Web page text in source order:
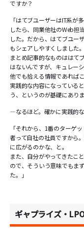
ですか？
「はてブユーザーはIT系が
したら、同業他社のWeb担
した。だから、はてブユー
もシェアしやすくしました。
まとめ記事的なものははて
はないんですが、キュレー
他でも拾える情報であれば
実践的な内容になっている
う、というのが基礎にありま
―なるほど。確かに実践的
「それから、1番のターゲ
者って自社の社員ですから
に広がるのかな、と。
また、自分がやってきたこ
ので、そういう意味でもま
た。」
ギャプライズ・